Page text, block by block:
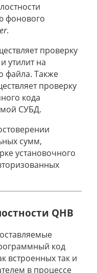
фонового
.
проверку
утилит на
файла. Также
проверку
кода
СУБД.
сумм,
установочного
QHB
код
встроенных так и
в процессе